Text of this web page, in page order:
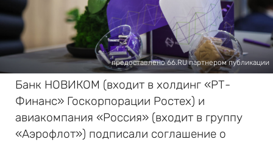
предоставлено 66.RU партнером публикации
Банк НОВИКОМ (входит в холдинг «РТ-
Финанс» Госкорпорации Ростех) и
авиакомпания «Россия» (входит в группу
«Аэрофлот») подписали соглашение о